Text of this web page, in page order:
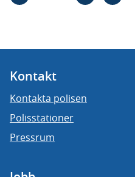
Kontakt
Kontakta polisen
Polisstationer
Pressrum